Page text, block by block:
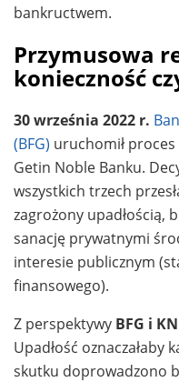
bankructwem.
Przymusowa
konieczność
30 września 2022 r.
(BFG) uruchomił
Getin Noble Banku.
wszystkich trzech
zagrożony upadłością,
sanację prywatnymi
interesie publicznym
finansowego).
Z perspektywy BFG i
Upadłość
skutku doprowadzono